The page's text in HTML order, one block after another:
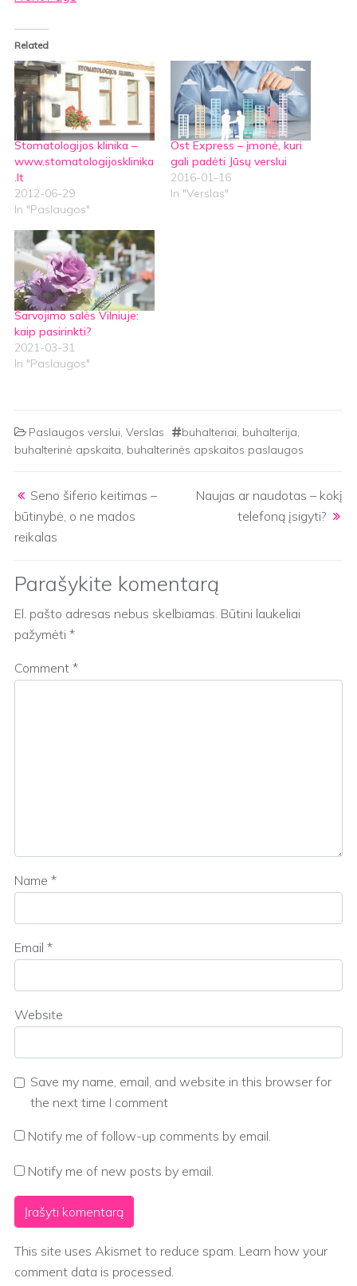
Related
Stomatologijos klinika –
www.stomatologijosklinika
.lt
2012-06-29
In "Paslaugos"
Ost Express – įmonė, kuri
gali padėti Jūsų verslui
2016-01-16
In "Verslas"
Šarvojimo salės Vilniuje:
kaip pasirinkti?
2021-03-31
In "Paslaugos"
Paslaugos verslui, Verslas buhalteriai, buhalterija,
buhalterinė apskaita, buhalterinės apskaitos paslaugos
Seno šiferio keitimas –
būtinybė, o ne mados
reikalas
Naujas ar naudotas – kokį
telefoną įsigyti?
Parašykite komentarą
El. pašto adresas nebus skelbiamas. Būtini laukeliai
pažymėti *
Comment *
Name *
Email *
Website
Save my name, email, and website in this browser for
the next time I comment
Notify me of follow-up comments by email.
Notify me of new posts by email.
This site uses Akismet to reduce spam. Learn how your
comment data is processed.